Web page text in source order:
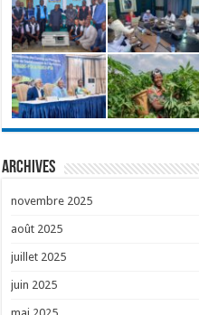
Archives
novembre 2025
août 2025
juillet 2025
juin 2025